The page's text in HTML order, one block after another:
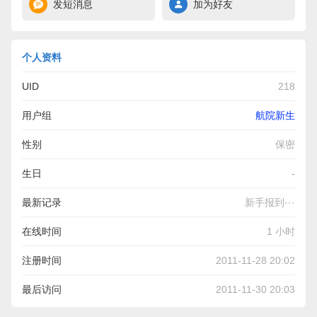
发短消息 加为好友
个人资料
UID 218
用户组 航院新生
性别 保密
生日 -
最新记录 新手报到···
在线时间 1 小时
注册时间 2011-11-28 20:02
最后访问 2011-11-30 20:03